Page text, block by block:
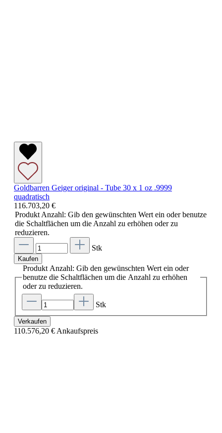
Goldbarren Geiger original - Tube 30 x 1 oz .9999
quadratisch
116.703,20 €
Produkt Anzahl: Gib den gewünschten Wert ein oder benutze
die Schaltflächen um die Anzahl zu erhöhen oder zu
reduzieren.
Stk
Kaufen
Produkt Anzahl: Gib den gewünschten Wert ein oder
benutze die Schaltflächen um die Anzahl zu erhöhen
oder zu reduzieren.
Stk
Verkaufen
110.576,20 € Ankaufspreis